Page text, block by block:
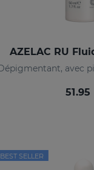
AZELAC RU
BEST SELLER